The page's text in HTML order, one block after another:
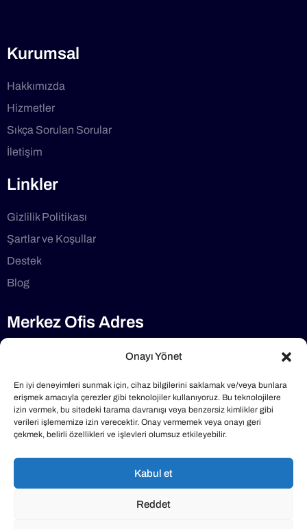
Onayı Yönet
En iyi deneyimleri sunmak için, cihaz bilgilerini saklamak ve/veya bunlara
erişmek amacıyla çerezler gibi teknolojiler kullanıyoruz. Bu teknolojilere
izin vermek, bu sitedeki tarama davranışı veya benzersiz kimlikler gibi
verileri işlememize izin verecektir. Onay vermemek veya onayı geri
çekmek, belirli özellikleri ve işlevleri olumsuz etkileyebilir.
Kabul et
Reddet
Kurumsal
Hakkımızda
Hizmetler
Sıkça Sorulan Sorular
İletişim
Linkler
Gizlilik Politikası
Şartlar ve Koşullar
Destek
Blog
Merkez Ofis Adres
Selimdede Cd No:1/7 34782, Çekmeköy/İstanbul
Telefon
0216 640 40 47
Mail Adresimiz
info@klimabakimlari.com